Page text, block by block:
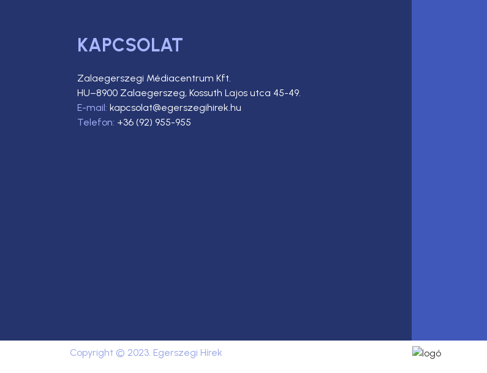
KAPCSOLAT
Zalaegerszegi Médiacentrum Kft.
HU–8900 Zalaegerszeg, Kossuth Lajos utca 45-49.
E-mail: kapcsolat@egerszegihirek.hu
Telefon: +36 (92) 955-955
Copyright © 2023. Egerszegi Hírek